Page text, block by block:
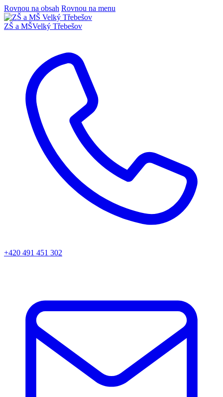
Rovnou na obsah Rovnou na menu
ZŠ a MŠVelký Třebešov
+420 491 451 302